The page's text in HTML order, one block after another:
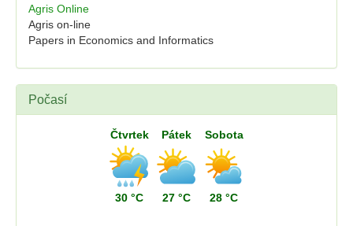
Agris Online
Agris on-line
Papers in Economics and Informatics
Počasí
Čtvrtek
30 °C
Pátek
27 °C
Sobota
28 °C